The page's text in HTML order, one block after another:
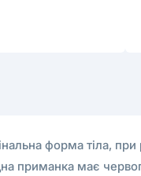
форма тіла,
приманка має